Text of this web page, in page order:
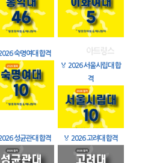
숙명여대 합격
🏅 2026 서울시립대 합
격
성균관대 합격 🏅 2026 고려대 합격